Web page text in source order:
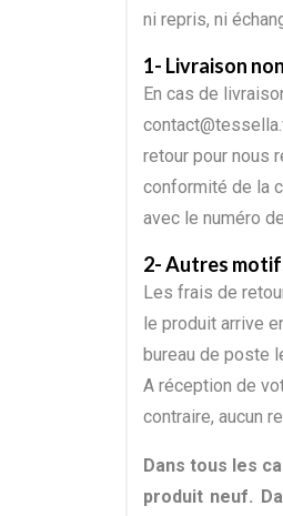
ni repris, ni
1- Livraison
En cas de
retour pour nous
conformité de la
avec le numéro
2- Autres
Les frais de
le produit arrive
bureau de poste
A réception de
contraire, aucun
Dans tous les
produit neuf.